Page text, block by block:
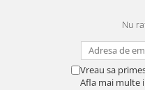
Nu
Vreau sa
Afla mai multe